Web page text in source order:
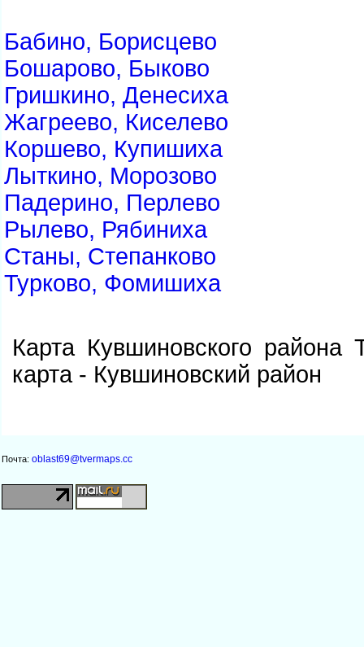
Бабино, Борисцево
Бошарово, Быково
Гришкино, Денесиха
Жагреево, Киселево
Коршево, Купишиха
Лыткино, Морозово
Падерино, Перлево
Рылево, Рябиниха
Станы, Степанково
Турково, Фомишиха
Карта Кувшиновского района
карта - Кувшиновский район
Почта: oblast69@tvermaps.cc